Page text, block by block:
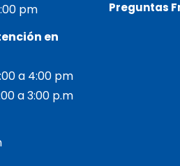
pm
en
a 4:00 pm
a 3:00 p.m
Preguntas